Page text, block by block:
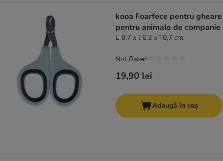
kooa Foarfece pentru gheare
pentru animale de companie
L 9,7 x l 6,3 x î 0,7 cm
19,90 lei
Not Rated
Adaugă în coș